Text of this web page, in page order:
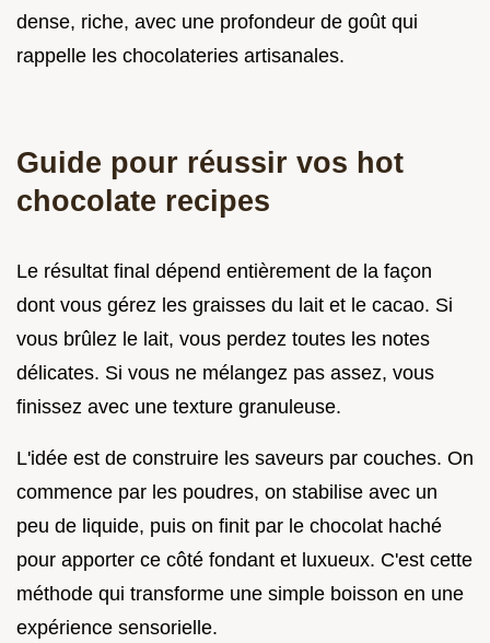
dense, riche, avec une profondeur de goût qui
rappelle les chocolateries artisanales.
Guide pour réussir vos hot
chocolate recipes
Le résultat final dépend entièrement de la façon
dont vous gérez les graisses du lait et le cacao. Si
vous brûlez le lait, vous perdez toutes les notes
délicates. Si vous ne mélangez pas assez, vous
finissez avec une texture granuleuse.
L'idée est de construire les saveurs par couches. On
commence par les poudres, on stabilise avec un
peu de liquide, puis on finit par le chocolat haché
pour apporter ce côté fondant et luxueux. C'est cette
méthode qui transforme une simple boisson en une
expérience sensorielle.